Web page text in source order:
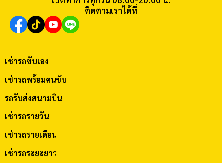
ติดตามเราได้ที่
เช่ารถขับเอง
เช่ารถพร้อมคนขับ
รถรับส่งสนามบิน
เช่ารถรายวัน
เช่ารถรายเดือน
เช่ารถระยะยาว